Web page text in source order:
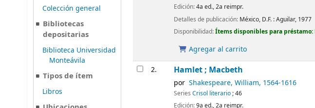
Colección general
Bibliotecas
depositarias
Biblioteca Universidad
Monteávila
Tipos de ítem
Libros
Edición:4a ed., 2a reimpr.
Detalles de publicación: México, D.F. :Aguilar, 1977
Disponibilidad:Ítems disponibles para préstamo:
Agregar al carrito
2. Hamlet ; Macbeth
por Shakespeare, William, 1564-1616
SeriesCrisol literario; 46
Edición:9a ed., 2a reimpr.